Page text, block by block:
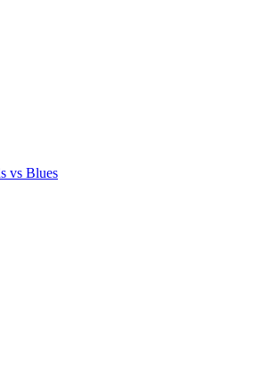
vs Blues